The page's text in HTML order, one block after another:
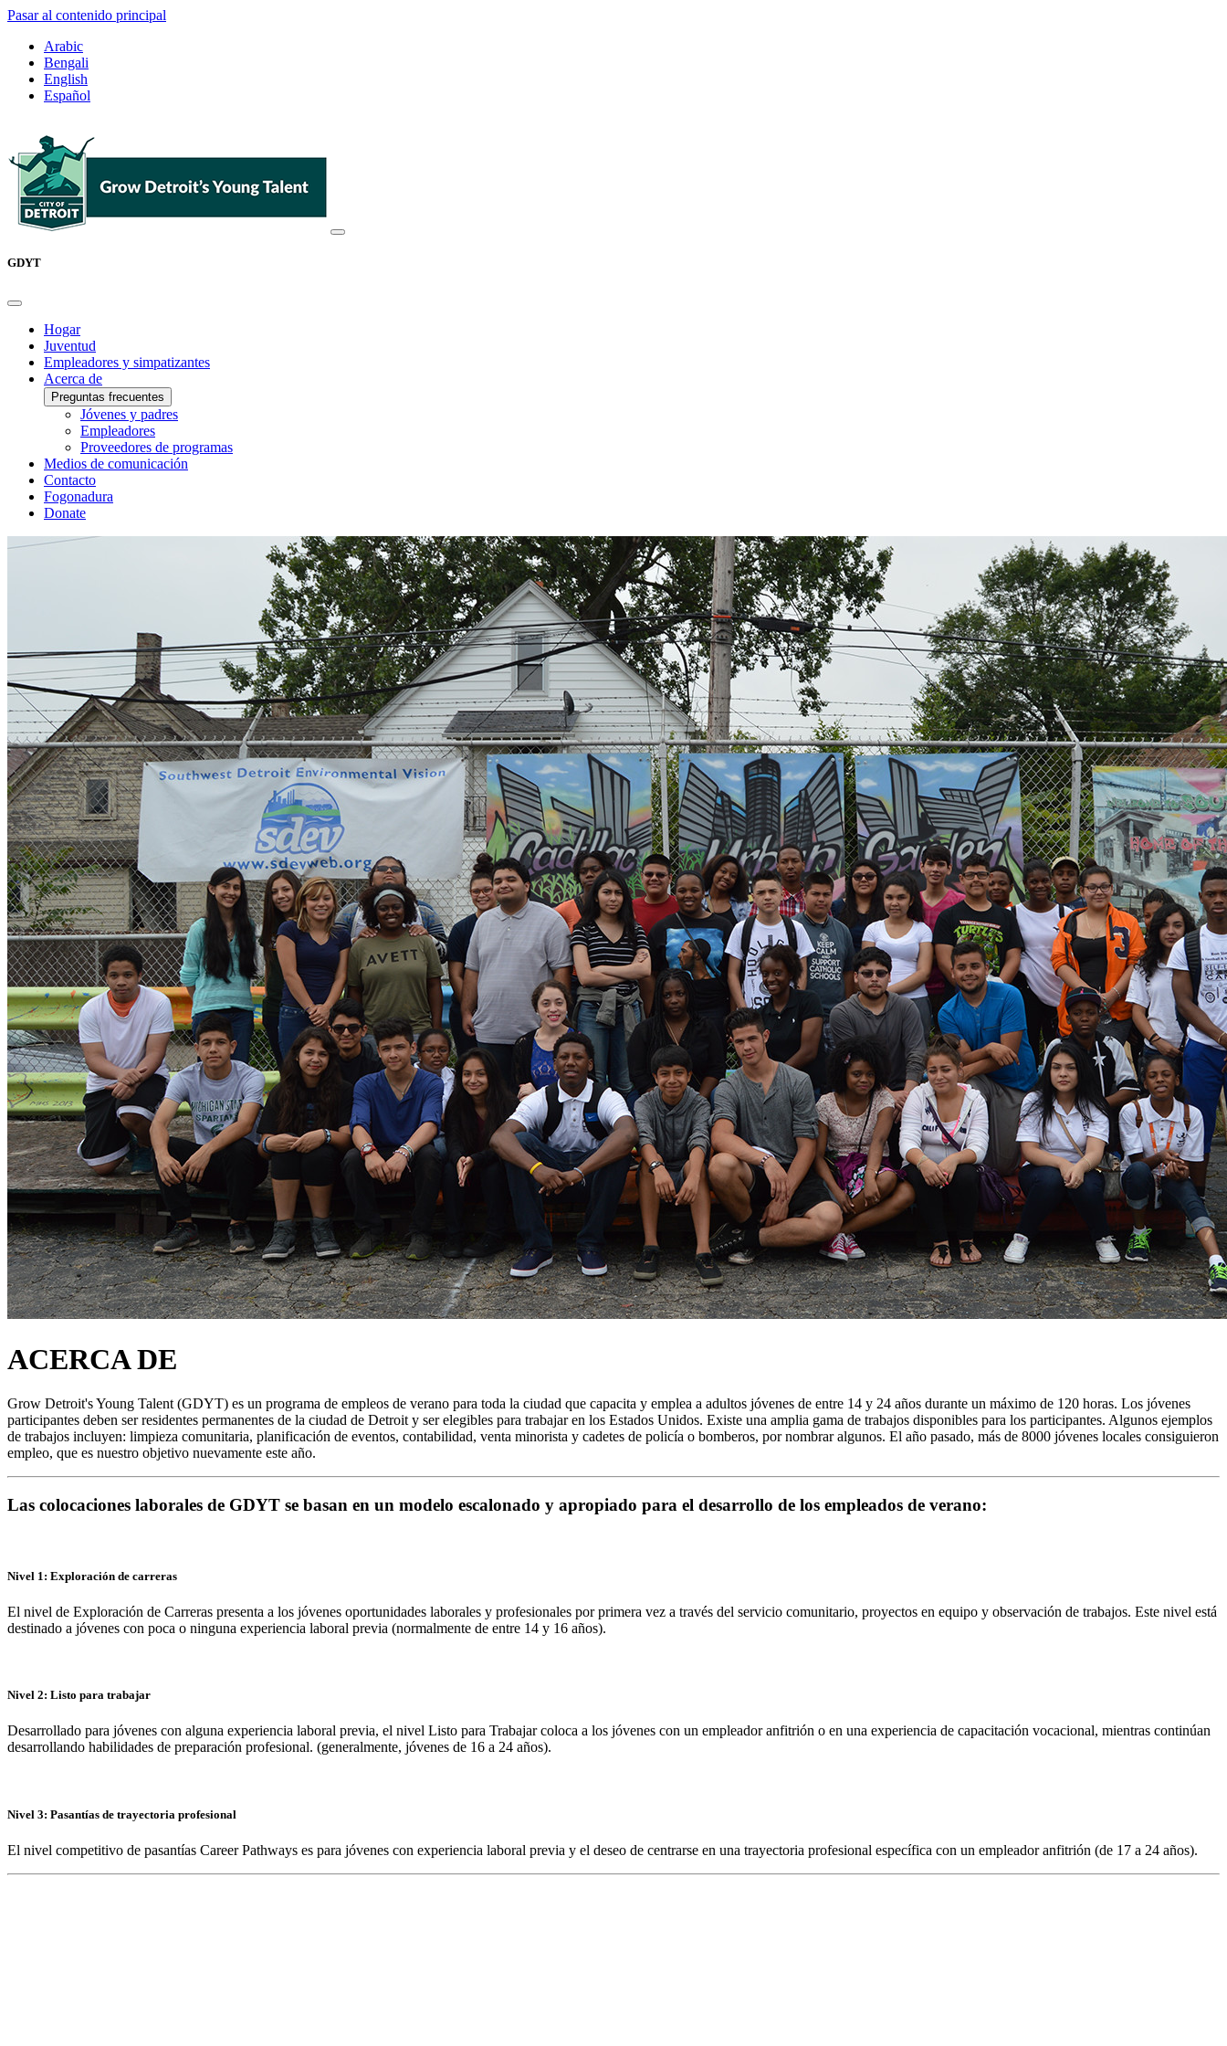
Pasar al contenido principal
Arabic
Bengali
English
Español
GDYT
Hogar
Juventud
Empleadores y simpatizantes
Acerca de
Preguntas frecuentes
Jóvenes y padres
Empleadores
Proveedores de programas
Medios de comunicación
Contacto
Fogonadura
Donate
ACERCA DE
Grow Detroit's Young Talent (GDYT) es un programa de empleos de verano para toda la ciudad que capacita y emplea a adultos jóvenes de entre 14 y 24 años durante un máximo de 120 horas. Los jóvenes
participantes deben ser residentes permanentes de la ciudad de Detroit y ser elegibles para trabajar en los Estados Unidos. Existe una amplia gama de trabajos disponibles para los participantes. Algunos ejemplos
de trabajos incluyen: limpieza comunitaria, planificación de eventos, contabilidad, venta minorista y cadetes de policía o bomberos, por nombrar algunos. El año pasado, más de 8000 jóvenes locales consiguieron
empleo, que es nuestro objetivo nuevamente este año.
Las colocaciones laborales de GDYT se basan en un modelo escalonado y apropiado para el desarrollo de los empleados de verano:
Nivel 1: Exploración de carreras
El nivel de Exploración de Carreras presenta a los jóvenes oportunidades laborales y profesionales por primera vez a través del servicio comunitario, proyectos en equipo y observación de trabajos. Este nivel está
destinado a jóvenes con poca o ninguna experiencia laboral previa (normalmente de entre 14 y 16 años).
Nivel 2: Listo para trabajar
Desarrollado para jóvenes con alguna experiencia laboral previa, el nivel Listo para Trabajar coloca a los jóvenes con un empleador anfitrión o en una experiencia de capacitación vocacional, mientras continúan
desarrollando habilidades de preparación profesional. (generalmente, jóvenes de 16 a 24 años).
Nivel 3: Pasantías de trayectoria profesional
El nivel competitivo de pasantías Career Pathways es para jóvenes con experiencia laboral previa y el deseo de centrarse en una trayectoria profesional específica con un empleador anfitrión (de 17 a 24 años).